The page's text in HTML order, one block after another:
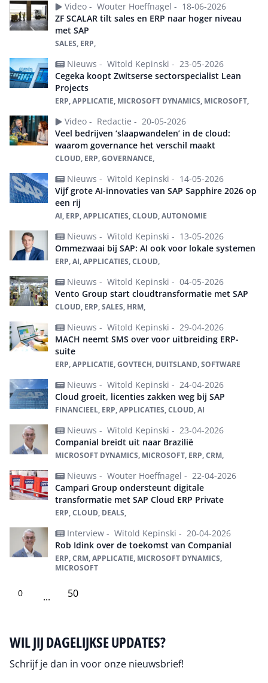
Video - Wouter Hoeffnagel - 18-06-2026
ZF SCALAR tilt sales en ERP naar hoger niveau
met SAP
SALES, ERP,
Nieuws - Witold Kepinski - 23-05-2026
Cegeka koopt Zwitserse sectorspecialist Lean
Projects
ERP, APPLICATIE, MICROSOFT DYNAMICS, MICROSOFT,
Video - Redactie - 20-05-2026
Veel bedrijven ‘slaapwandelen’ in de cloud:
waarom governance het verschil maakt
CLOUD, ERP, GOVERNANCE,
Nieuws - Witold Kepinski - 14-05-2026
Vijf grote AI-innovaties van SAP Sapphire 2026 op
een rij
AI, ERP, APPLICATIES, CLOUD, AUTONOMIE
Nieuws - Witold Kepinski - 13-05-2026
Ommezwaai bij SAP: AI ook voor lokale systemen
ERP, AI, APPLICATIES, CLOUD,
Nieuws - Witold Kepinski - 04-05-2026
Vento Group start cloudtransformatie met SAP
CLOUD, ERP, SALES, HRM,
Nieuws - Witold Kepinski - 29-04-2026
MACH neemt SMS over voor uitbreiding ERP-
suite
ERP, APPLICATIE, GOVTECH, DUITSLAND, SOFTWARE
Nieuws - Witold Kepinski - 24-04-2026
Cloud groeit, licenties zakken weg bij SAP
FINANCIEEL, ERP, APPLICATIES, CLOUD, AI
Nieuws - Witold Kepinski - 23-04-2026
Companial breidt uit naar Brazilië
MICROSOFT DYNAMICS, MICROSOFT, ERP, CRM,
Nieuws - Wouter Hoeffnagel - 22-04-2026
Campari Group ondersteunt digitale
transformatie met SAP Cloud ERP Private
ERP, CLOUD, DEALS,
Interview - Witold Kepinski - 20-04-2026
Rob Idink over de toekomst van Companial
ERP, CRM, APPLICATIE, MICROSOFT DYNAMICS,
MICROSOFT
0 ... 50
WIL JIJ DAGELIJKSE UPDATES?
Schrijf je dan in voor onze nieuwsbrief!